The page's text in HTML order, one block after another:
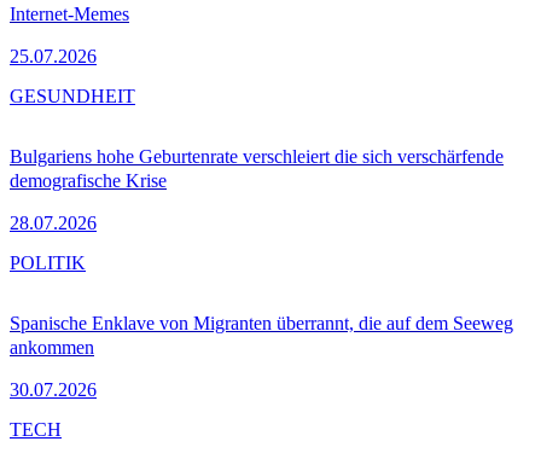
Internet-Memes
25.07.2026
Bulgariens hohe Geburtenrate verschleiert die sich verschärfende
demografische Krise
28.07.2026
GESUNDHEIT
Spanische Enklave von Migranten überrannt, die auf dem Seeweg
ankommen
30.07.2026
POLITIK
TECH